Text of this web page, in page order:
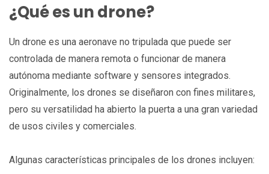
¿Qué es un drone?
Un drone es una aeronave no tripulada que puede ser
controlada de manera remota o funcionar de manera
autónoma mediante software y sensores integrados.
Originalmente, los drones se diseñaron con fines militares,
pero su versatilidad ha abierto la puerta a una gran variedad
de usos civiles y comerciales.
Algunas características principales de los drones incluyen: